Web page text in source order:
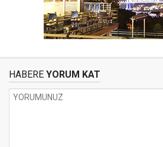
HABERE YORUM KAT